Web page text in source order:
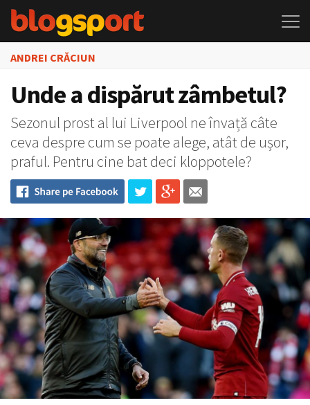
ANDREI CRĂCIUN
Unde a dispărut zâmbetul?
Sezonul prost al lui Liverpool ne învață câte
ceva despre cum se poate alege, atât de ușor,
praful. Pentru cine bat deci kloppotele?